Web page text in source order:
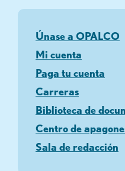
Únase a OPALCO
Mi cuenta
Paga tu cuenta
Carreras
Biblioteca de
Centro de
Sala de redacción